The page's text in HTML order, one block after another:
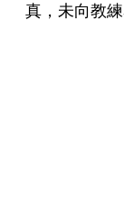
真，未向教